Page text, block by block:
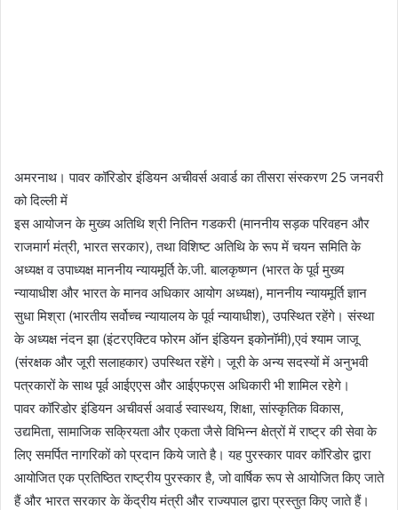
अमरनाथ। पावर कॉरिडोर इंडियन अचीवर्स अवार्ड का तीसरा संस्करण 25 जनवरी
को दिल्ली में
इस आयोजन के मुख्य अतिथि श्री नितिन गडकरी (माननीय सड़क परिवहन और
राजमार्ग मंत्री, भारत सरकार), तथा विशिष्ट अतिथि के रूप में चयन समिति के
अध्यक्ष व उपाध्यक्ष माननीय न्यायमूर्ति के.जी. बालकृष्णन (भारत के पूर्व मुख्य
न्यायाधीश और भारत के मानव अधिकार आयोग अध्यक्ष), माननीय न्यायमूर्ति ज्ञान
सुधा मिश्रा (भारतीय सर्वोच्च न्यायालय के पूर्व न्यायाधीश), उपस्थित रहेंगे। संस्था
के अध्यक्ष नंदन झा (इंटरएक्टिव फोरम ऑन इंडियन इकोनॉमी),एवं श्याम जाजू
(संरक्षक और जूरी सलाहकार) उपस्थित रहेंगे। जूरी के अन्य सदस्यों में अनुभवी
पत्रकारों के साथ पूर्व आईएएस और आईएफएस अधिकारी भी शामिल रहेगे।
पावर कॉरिडोर इंडियन अचीवर्स अवार्ड स्वास्थय, शिक्षा, सांस्कृतिक विकास,
उद्यमिता, सामाजिक सक्रियता और एकता जैसे विभिन्न क्षेत्रों में राष्ट्र की सेवा के
लिए समर्पित नागरिकों को प्रदान किये जाते है। यह पुरस्कार पावर कॉरिडोर द्वारा
आयोजित एक प्रतिष्ठित राष्ट्रीय पुरस्कार है, जो वार्षिक रूप से आयोजित किए जाते
हैं और भारत सरकार के केंद्रीय मंत्री और राज्यपाल द्वारा प्रस्तुत किए जाते हैं।